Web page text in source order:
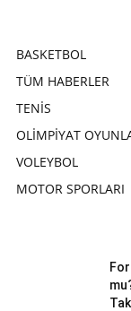
BASKETBOL
TÜM HABERLER
TENİS
OLİMPİYAT
VOLEYBOL
MOTOR SPORLARI